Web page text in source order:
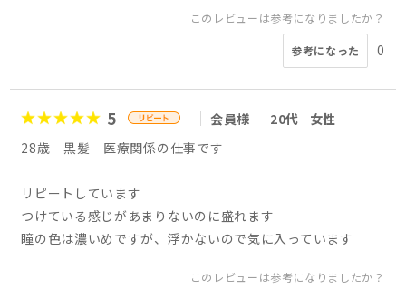
このレビューは参考になりましたか？
参考になった 0
5 会員様 20代
女性
28歳 黒髪 医療関係の仕事です
リピートしています
つけている感じがあまりないのに盛れます
瞳の色は濃いめですが、浮かないので気に入っています
このレビューは参考になりましたか？